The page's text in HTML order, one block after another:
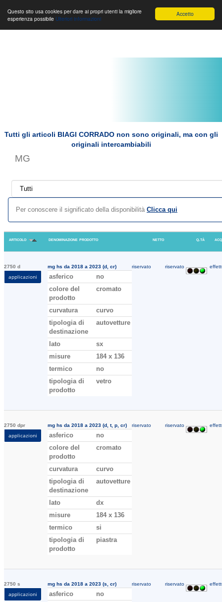
Accetto
Questo sito usa cookies per dare ai propri utenti la migliore
esperienza possibile Ulteriori informazioni
Toggle
navigation
Toggle
navigation
Toggle
Biagi Corrado s.r.l.
Tutti gli articoli BIAGI CORRADO non sono originali, ma con gli
originali intercambiabili
MG
Per conoscere il significato della disponibilità Clicca qui
articolo denominazione prodotto netto q.tà
2750 d
applicazioni
mg hs da 2018 a 2023 (d, cr)
asferico
no
colore del
prodotto
cromato
curvatura
curvo
tipologia di
destinazione
autovetture
lato
sx
misure
184 x 136
termico
no
tipologia di
prodotto
vetro
riservato riservato
2750 dpr
applicazioni
mg hs da 2018 a 2023 (d, t, p, cr)
asferico
no
colore del
prodotto
cromato
curvatura
curvo
tipologia di
destinazione
autovetture
lato
dx
misure
184 x 136
termico
si
tipologia di
prodotto
piastra
riservato riservato
2750 s
applicazioni
mg hs da 2018 a 2023 (s, cr)
asferico
no
riservato riservato